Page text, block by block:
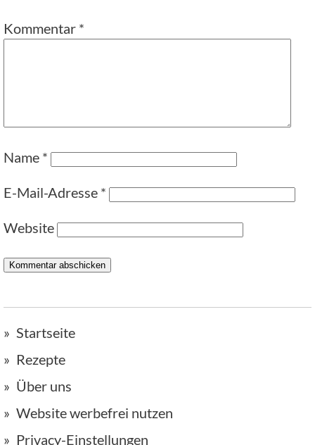
Kommentar *
Name *
E-Mail-Adresse *
Website
Startseite
Rezepte
Über uns
Website werbefrei nutzen
Privacy-Einstellungen